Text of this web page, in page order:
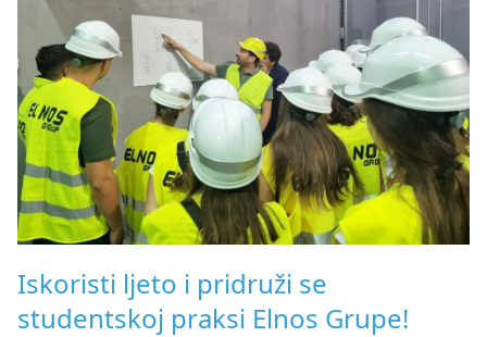
Iskoristi ljeto i pridruži se
studentskoj praksi Elnos Grupe!